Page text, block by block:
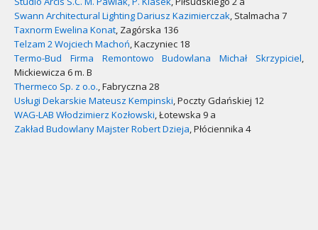
Swann Architectural Lighting Dariusz Kazimierczak, Stalmacha 7
Taxnorm Ewelina Konat, Zagórska 136
Telzam 2 Wojciech Machoń, Kaczyniec 18
Termo-Bud Firma Remontowo Budowlana Michał Skrzypiciel,
Mickiewicza 6 m. B
Thermeco Sp. z o.o., Fabryczna 28
Usługi Dekarskie Mateusz Kempinski, Poczty Gdańskiej 12
WAG-LAB Włodzimierz Kozłowski, Łotewska 9 a
Zakład Budowlany Majster Robert Dzieja, Płóciennika 4